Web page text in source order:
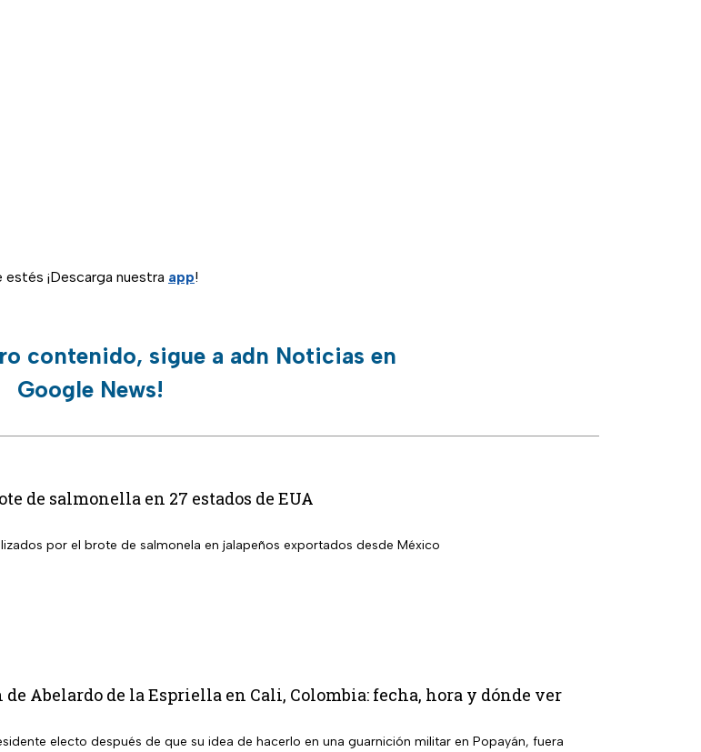
¡Descarga nuestra app!
contenido, sigue a adn Noticias en
Google News!
de salmonella en 27 estados de EUA
por el brote de salmonela en jalapeños exportados desde México
de Abelardo de la Espriella en Cali, Colombia: fecha, hora y dónde ver
electo después de que su idea de hacerlo en una guarnición militar en Popayán, fuera